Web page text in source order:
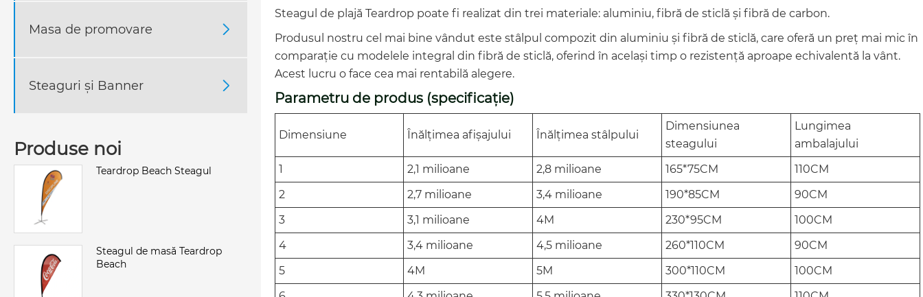
Masa de promovare 
Steaguri și Banner 
Produse noi
Teardrop Beach Steagul
Steagul de masă Teardrop
Beach
Steagul de plajă Teardrop poate fi realizat din trei materiale: aluminiu, fibră de sticlă și fibră de carbon.
Produsul nostru cel mai bine vândut este stâlpul compozit din aluminiu și fibră de sticlă, care oferă un preț mai mic în
comparație cu modelele integral din fibră de sticlă, oferind în același timp o rezistență aproape echivalentă la vânt.
Acest lucru o face cea mai rentabilă alegere.
Parametru de produs (specificație)
Dimensiune Înălțimea afișajului Înălțimea stâlpului
Dimensiunea
steagului
Lungimea
ambalajului
1
2,1 milioane 2,8 milioane 165*75CM
110CM
2
2,7 milioane 3,4 milioane 190*85CM
90CM
3
3,1 milioane 4M 230*95CM
100CM
4
3,4 milioane 4,5 milioane 260*110CM
90CM
5
4M 5M 300*110CM
100CM